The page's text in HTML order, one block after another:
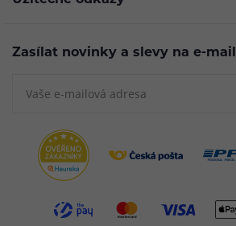
Zasílat novinky a slevy na e-mail